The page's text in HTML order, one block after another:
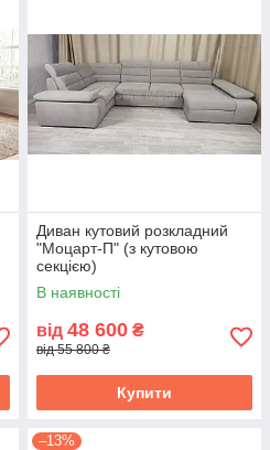
Диван кутовий розкладний
"Моцарт-П" (з кутовою
секцією)
В наявності
від 48 600 ₴
від 55 800 ₴
Купити
–13%